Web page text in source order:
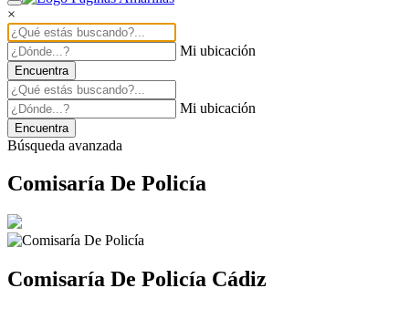
×
Mi ubicación
Encuentra
Mi ubicación
Encuentra
Búsqueda avanzada
Comisaría De Policía
Comisaría De Policía Cádiz